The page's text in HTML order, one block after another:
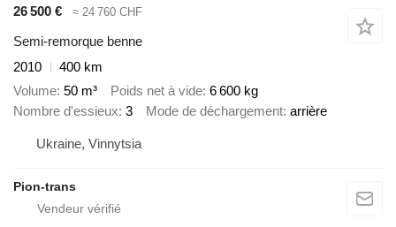
26 500 €
≈ 24 760 CHF
Semi-remorque benne
2010
400 km
Volume 50 m³ Poids net à vide 6 600 kg
Nombre d'essieux 3 Mode de déchargement arrière
Ukraine, Vinnytsia
Pion-trans